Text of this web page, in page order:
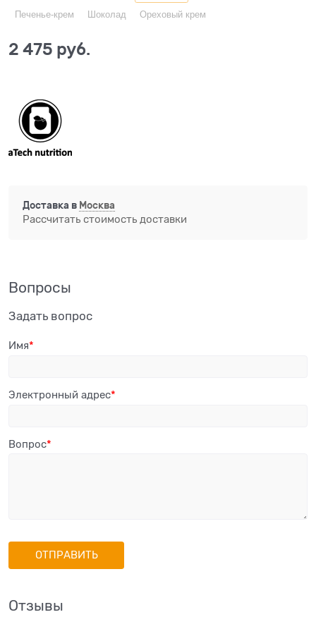
Печенье-крем Шоколад Ореховый крем
2 475 руб.
Доставка в Москва
Рассчитать стоимость доставки
Вопросы
Задать вопрос
Имя
Электронный адрес
Вопрос
Отзывы